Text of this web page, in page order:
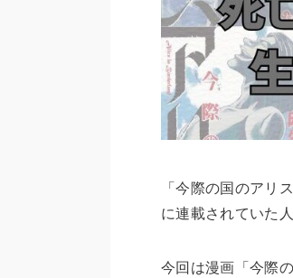
「今際の国のアリ
に連載されていた人
今回は漫画「今際